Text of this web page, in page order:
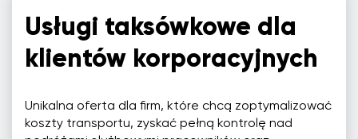
Usługi taksówkowe dla
klientów korporacyjnych
Unikalna oferta dla firm, które chcą zoptymalizować
koszty transportu, zyskać pełną kontrolę nad